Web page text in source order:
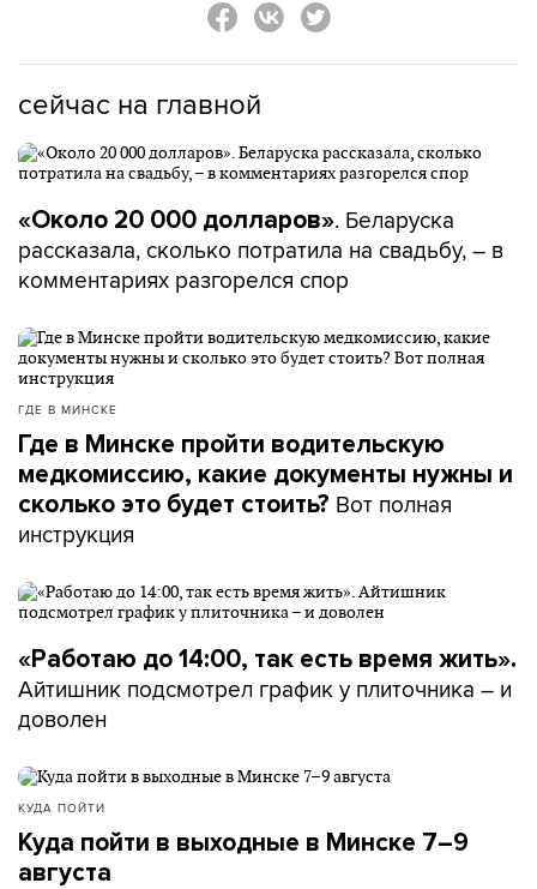
сейчас на главной
«Около 20 000 долларов». Беларуска
рассказала, сколько потратила на свадьбу, – в
комментариях разгорелся спор
ГДЕ В МИНСКЕ
Где в Минске пройти водительскую
медкомиссию, какие документы нужны и
сколько это будет стоить? Вот полная
инструкция
«Работаю до 14:00, так есть время жить».
Айтишник подсмотрел график у плиточника – и
доволен
КУДА ПОЙТИ
Куда пойти в выходные в Минске 7–9
августа